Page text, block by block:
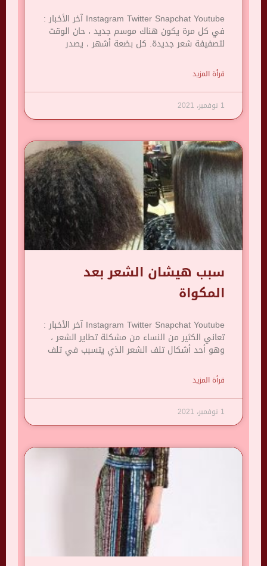
Instagram Twitter Snapchat Youtube آخر الأخبار :
في كل مرة يكون هناك موسم جديد ، حان الوقت
لتصفيفة شعر جديدة. كل بضعة أشهر ، يصدر
قرأة المزيد
1 نوفمبر، 2021
سبب هيشان الشعر بعد
المكواة
Instagram Twitter Snapchat Youtube آخر الأخبار :
تعاني الكثير من النساء من مشكلة تطاير الشعر ،
وهو أحد أشكال تلف الشعر الذي يتسبب في تلف
قرأة المزيد
1 نوفمبر، 2021